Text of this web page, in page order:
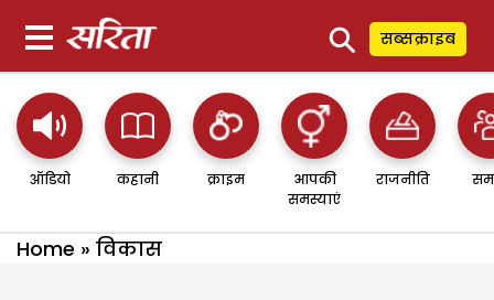
⚲ सब्सक्राइब
ऑडियो कहानी क्राइम
आपकी
समस्याएं
राजनीति
Home » विकास